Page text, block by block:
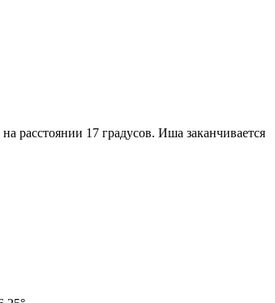
расстоянии 17 градусов. Иша заканчивается